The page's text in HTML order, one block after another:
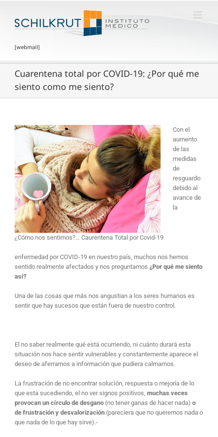
[webmail]
Cuarentena total por COVID-19: ¿Por qué me
siento como me siento?
¿Cómo nos sentimos?… Caurentena Total por Covid-19
Con el
aumento
de las
medidas
de
resguardo
debido al
avance de
la
enfermedad por COVID-19 en nuestro país, muchos nos hemos
sentido realmente afectados y nos preguntamos ¿Por qué me siento
así?
Una de las cosas que más nos angustian a los seres humanos es
sentir que hay sucesos que están fuera de nuestro control.
El no saber realmente qué está ocurriendo, ni cuánto durará esta
situación nos hace sentir vulnerables y constantemente aparece el
deseo de aferrarnos a información que pudiera calmarnos.
La frustración de no encontrar solución, respuesta o mejoría de lo
que esta sucediendo, el no ver signos positivos, muchas veces
provocan un círculo de desgano (no tener ganas de hacer nada) o
de frustración y desvalorización (pareciera que no queremos nada o
que nada de lo que hay sirve).-